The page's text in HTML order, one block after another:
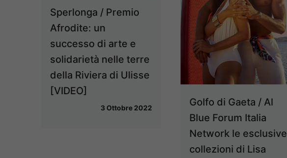
Sperlonga / Premio
Afrodite: un
successo di arte e
solidarietà nelle terre
della Riviera di Ulisse
[VIDEO]
3 Ottobre 2022
Golfo di Gaeta / Al
Blue Forum Italia
Network le esclusive
collezioni di Lisa